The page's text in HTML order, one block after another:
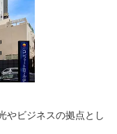
やビジネスの拠点とし